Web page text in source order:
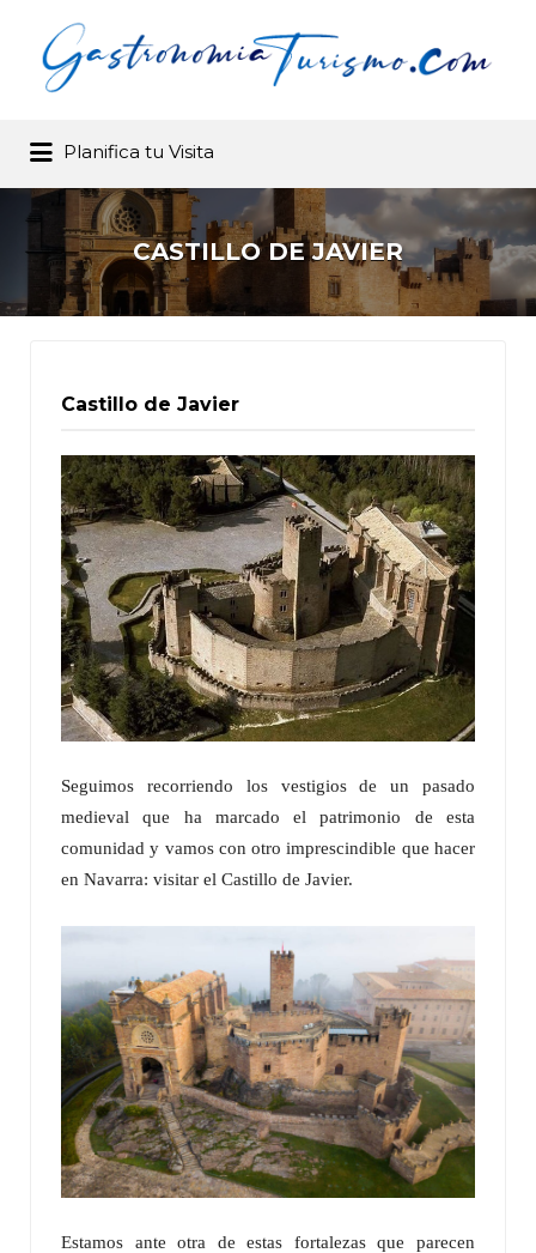
Buscador de restaurantes
Buscar por:
Planifica tu Visita
CASTILLO DE JAVIER
Castillo de Javier
Seguimos recorriendo los vestigios de un pasado
medieval que ha marcado el patrimonio de esta
comunidad y vamos con otro imprescindible que hacer
en Navarra: visitar el Castillo de Javier.
Estamos ante otra de estas fortalezas que parecen